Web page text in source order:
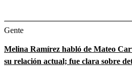
Gente
Melina Ramírez habló de Mateo
su relación actual; fue clara sobre